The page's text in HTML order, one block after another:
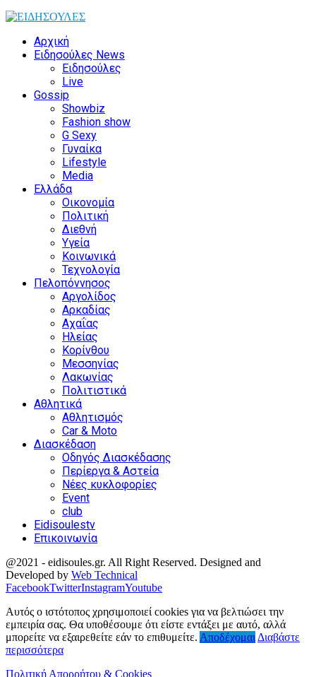
Αρχική
Ειδησούλες News
Ειδησούλες
Live
Gossip
Showbiz
Fashion show
G Sexy
Γυναίκα
Lifestyle
Media
Ελλάδα
Οικονομία
Πολιτική
Διεθνή
Υγεία
Κοινωνικά
Τεχνολογία
Πελοπόννησος
Αργολίδος
Αρκαδίας
Αχαΐας
Ηλείας
Κορίνθου
Μεσσηνίας
Λακωνίας
Πολιτιστικά
Αθλητικά
Αθλητισμός
Car & Moto
Διασκέδαση
Οδηγός Διασκέδασης
Περίεργα & Αστεία
Νέες κυκλοφορίες
Event
club
Eidisoulestv
Επικοινωνία
@2021 - eidisoules.gr. All Right Reserved. Designed and
Developed by Web Technical
FacebookTwitterInstagramYoutube
Αυτός ο ιστότοπος χρησιμοποιεί cookies για να βελτιώσει την
εμπειρία σας. Θα υποθέσουμε ότι είστε εντάξει με αυτό, αλλά
μπορείτε να εξαιρεθείτε εάν το επιθυμείτε. Αποδέχομαι Διαβάστε
περισσότερα
Πολιτική Απορρήτου & Cookies